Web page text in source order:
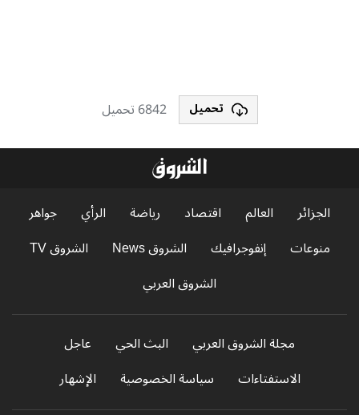
تحميل 6842 تحميل
الجزائر العالم اقتصاد رياضة الرأي
جواهر
منوعات
إنفوجرافيك الشروق News
الشروق TV
الشروق العربي
مجلة الشروق العربي البث الحي
عاجل
الاستفتاءات
سياسة الخصوصية الإشهار